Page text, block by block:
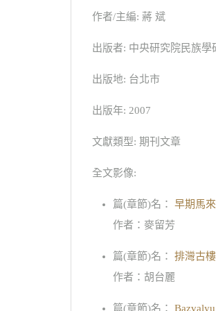
作者/主編: 蔣 斌
出版者: 中央研究院民族學
出版地: 台北市
出版年: 2007
文獻類型: 期刊文章
全文影像:
篇(章節)名：
早期馬
作者：麥留芳
篇(章節)名：
排灣古
作者：胡台麗
篇(章節)名：